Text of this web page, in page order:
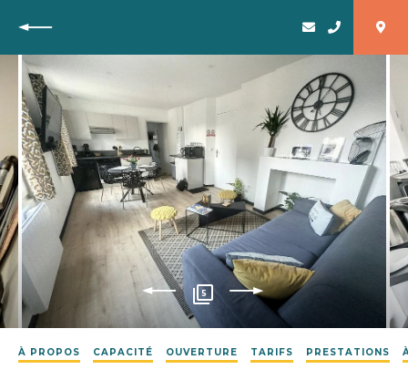
Retour
5
À PROPOS CAPACITÉ OUVERTURE TARIFS PRESTATIONS